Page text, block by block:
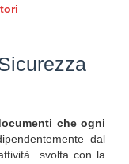
che ogni
dal
svolta con la